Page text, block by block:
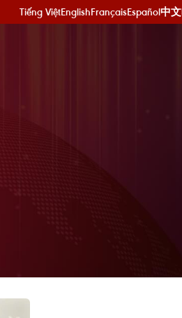
Tiếng ViệtEnglishFrançaisEspañol中文